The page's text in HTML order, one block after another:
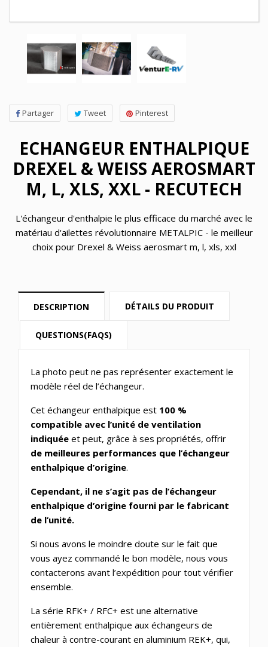
Partager Tweet Pinterest
ECHANGEUR ENTHALPIQUE
DREXEL & WEISS AEROSMART
M, L, XLS, XXL - RECUTECH
L'échangeur d'enthalpie le plus efficace du marché avec le
matériau d'ailettes révolutionnaire METALPIC - le meilleur
choix pour Drexel & Weiss aerosmart m, l, xls, xxl
DESCRIPTION DÉTAILS DU PRODUIT
QUESTIONS(FAQS)
La photo peut ne pas représenter exactement le
modèle réel de l’échangeur.
Cet échangeur enthalpique est 100 %
compatible avec l’unité de ventilation
indiquée et peut, grâce à ses propriétés, offrir
de meilleures performances que l’échangeur
enthalpique d’origine.
Cependant, il ne s’agit pas de l’échangeur
enthalpique d’origine fourni par le fabricant
de l’unité.
Si nous avons le moindre doute sur le fait que
vous ayez commandé le bon modèle, nous vous
contacterons avant l’expédition pour tout vérifier
ensemble.
La série RFK+ / RFC+ est une alternative
entièrement enthalpique aux échangeurs de
chaleur à contre-courant en aluminium REK+, qui,